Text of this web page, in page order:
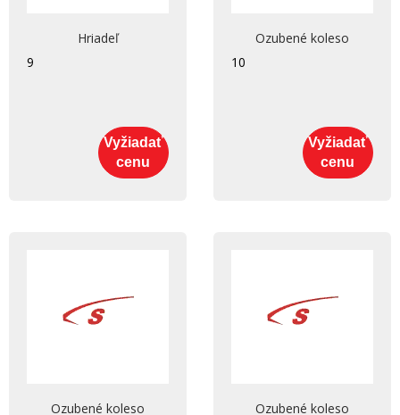
Hriadeľ
9
Vyžiadať
cenu
Ozubené koleso
10
Vyžiadať
cenu
Ozubené koleso
Ozubené koleso